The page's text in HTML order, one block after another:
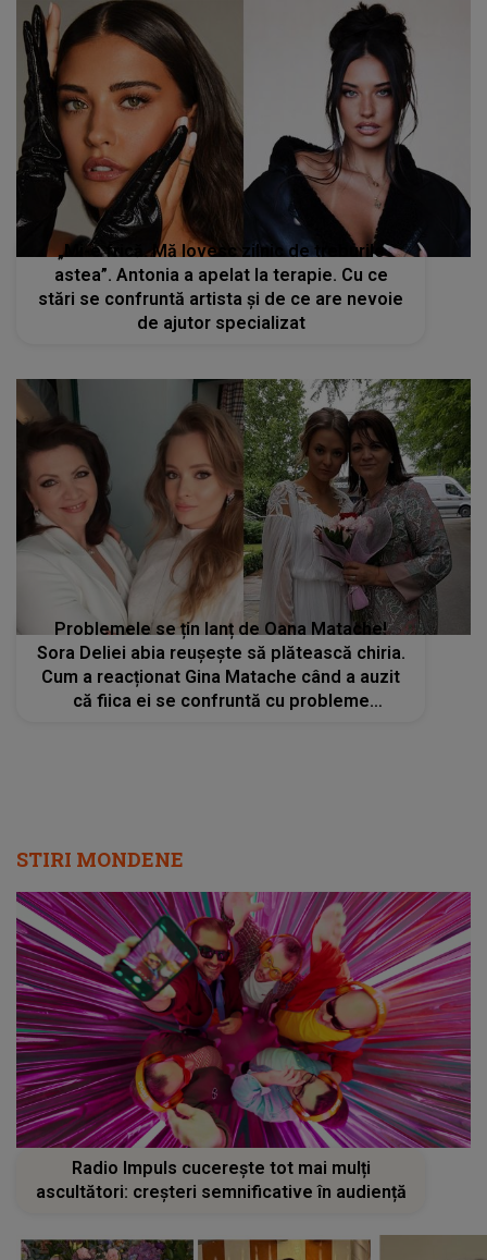
„Mi-e frică. Mă lovesc zilnic de treburile
astea”. Antonia a apelat la terapie. Cu ce
stări se confruntă artista și de ce are nevoie
de ajutor specializat
Problemele se țin lanț de Oana Matache!
Sora Deliei abia reușește să plătească chiria.
Cum a reacționat Gina Matache când a auzit
că fiica ei se confruntă cu probleme
STIRI MONDENE
Radio Impuls cucerește tot mai mulți
ascultători: creșteri semnificative în audiență